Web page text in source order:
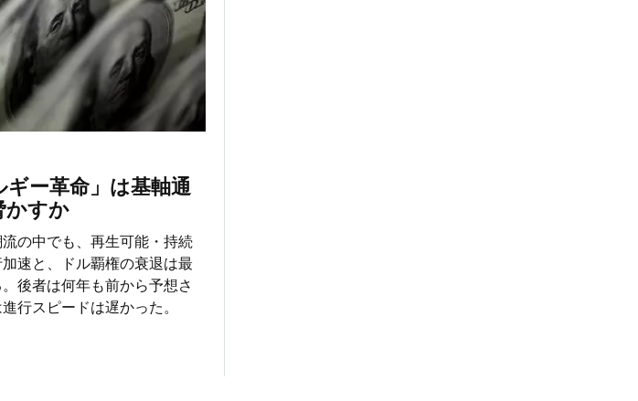
ギー革命」は基軸通
かすか
の中でも、再生可能・持続
速と、ドル覇権の衰退は最
後者は何年も前から予想さ
行スピードは遅かった。